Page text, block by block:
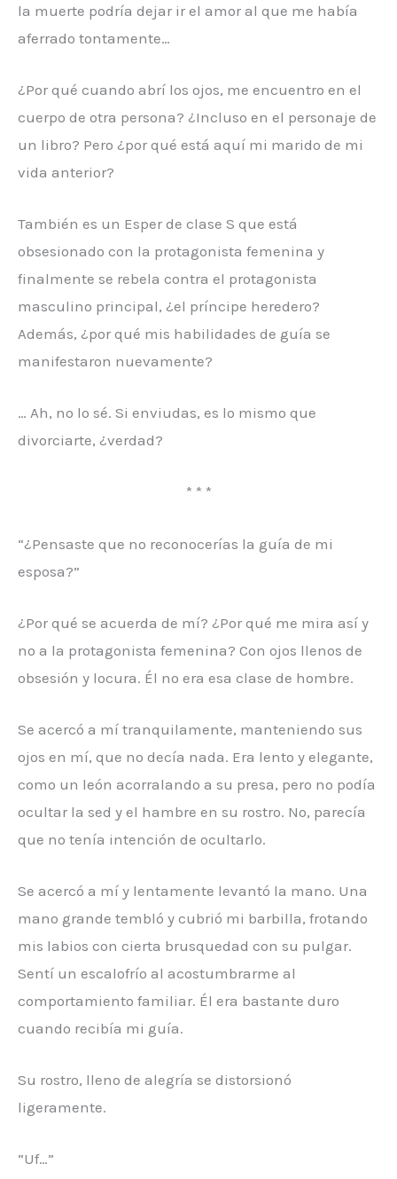
la muerte podría dejar ir el amor al que me había
aferrado tontamente…
¿Por qué cuando abrí los ojos, me encuentro en el
cuerpo de otra persona? ¿Incluso en el personaje de
un libro? Pero ¿por qué está aquí mi marido de mi
vida anterior?
También es un Esper de clase S que está
obsesionado con la protagonista femenina y
finalmente se rebela contra el protagonista
masculino principal, ¿el príncipe heredero?
Además, ¿por qué mis habilidades de guía se
manifestaron nuevamente?
… Ah, no lo sé. Si enviudas, es lo mismo que
divorciarte, ¿verdad?
* * *
“¿Pensaste que no reconocerías la guía de mi
esposa?”
¿Por qué se acuerda de mí? ¿Por qué me mira así y
no a la protagonista femenina? Con ojos llenos de
obsesión y locura. Él no era esa clase de hombre.
Se acercó a mí tranquilamente, manteniendo sus
ojos en mí, que no decía nada. Era lento y elegante,
como un león acorralando a su presa, pero no podía
ocultar la sed y el hambre en su rostro. No, parecía
que no tenía intención de ocultarlo.
Se acercó a mí y lentamente levantó la mano. Una
mano grande tembló y cubrió mi barbilla, frotando
mis labios con cierta brusquedad con su pulgar.
Sentí un escalofrío al acostumbrarme al
comportamiento familiar. Él era bastante duro
cuando recibía mi guía.
Su rostro, lleno de alegría se distorsionó
ligeramente.
“Uf…”